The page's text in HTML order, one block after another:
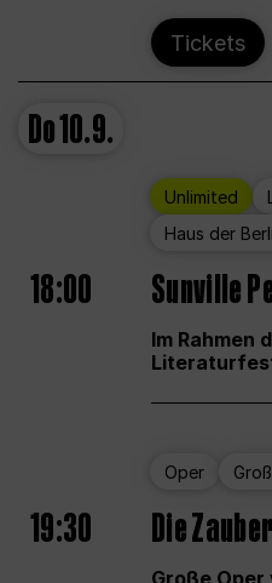
Tickets
Do10.9.
Unlimited
Haus der
18:00 Sunville
Im Rahmen
Oper
19:30 Die